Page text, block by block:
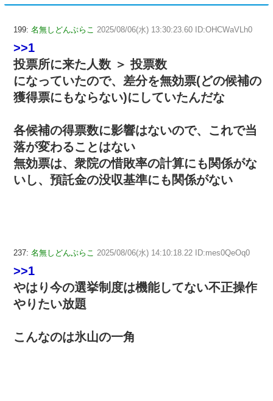
199: 名無しどんぶらこ 2025/08/06(水) 13:30:23.60 ID:OHCWaVLh0
>>1
投票所に来た人数 ＞ 投票数
になっていたので、差分を無効票(どの候補の
獲得票にもならない)にしていたんだな
各候補の得票数に影響はないので、これで当
落が変わることはない
無効票は、衆院の惜敗率の計算にも関係がな
いし、預託金の没収基準にも関係がない
237: 名無しどんぶらこ 2025/08/06(水) 14:10:18.22 ID:mes0QeOq0
>>1
やはり今の選挙制度は機能してない不正操作
やりたい放題
こんなのは氷山の一角